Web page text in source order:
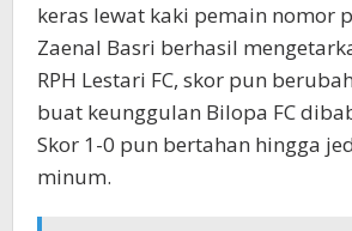
keras lewat kaki pemain nomor
Zaenal Basri berhasil
RPH Lestari FC, skor pun
buat keunggulan Bilopa FC
Skor 1-0 pun bertahan hingga
minum.